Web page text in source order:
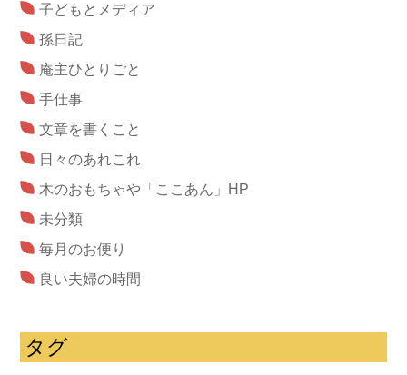
子どもとメディア
孫日記
庵主ひとりごと
手仕事
文章を書くこと
日々のあれこれ
木のおもちゃや「ここあん」HP
未分類
毎月のお便り
良い夫婦の時間
タグ